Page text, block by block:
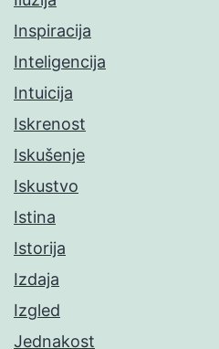
Inspiracija
Inteligencija
Intuicija
Iskrenost
Iskušenje
Iskustvo
Istina
Istorija
Izdaja
Izgled
Jednakost